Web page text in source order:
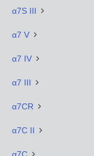
α7S III
α7 V
α7 IV
α7 III
α7CR
α7C II